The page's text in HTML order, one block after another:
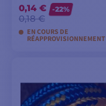
0,14 €
0,18 €
-22%
EN COURS DE
RÉAPPROVISIONNEMENT
PANIER